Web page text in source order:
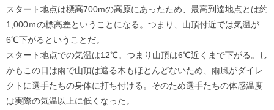
スタート地点は標高700mの高原にあったため、最高到達地点とは約
1,000ｍの標高差ということになる。つまり、山頂付近では気温が
6℃下がるということだ。
スタート地点での気温は12℃。つまり山頂は6℃近くまで下がる。し
かもこの日は雨で山頂は遮る木もほとんどないため、雨風がダイレ
クトに選手たちの身体に打ち付ける。そのため選手たちの体感温度
は実際の気温以上に低くなった。